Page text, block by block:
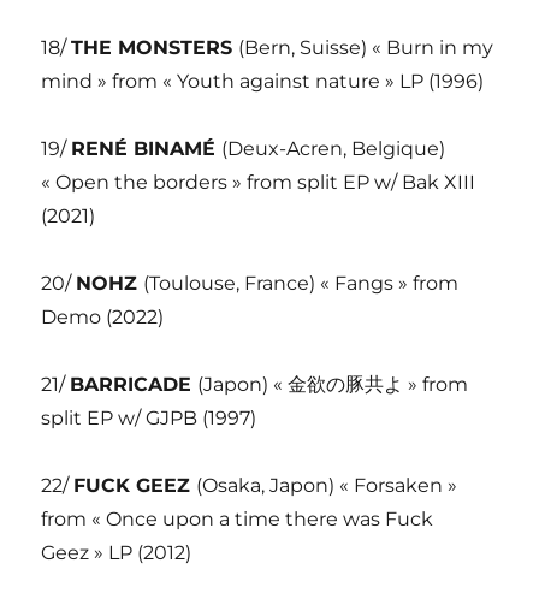
18/THE MONSTERS (Bern, Suisse) « Burn in my
mind » from « Youth against nature » LP (1996)
19/ RENÉ BINAMÉ (Deux-Acren, Belgique)
« Open the borders » from split EP w/ Bak XIII
(2021)
20/ NOHZ (Toulouse, France) « Fangs » from
Demo (2022)
21/ BARRICADE (Japon) « 金欲の豚共よ » from
split EP w/ GJPB (1997)
22/ FUCK GEEZ (Osaka, Japon) « Forsaken »
from « Once upon a time there was Fuck
Geez » LP (2012)